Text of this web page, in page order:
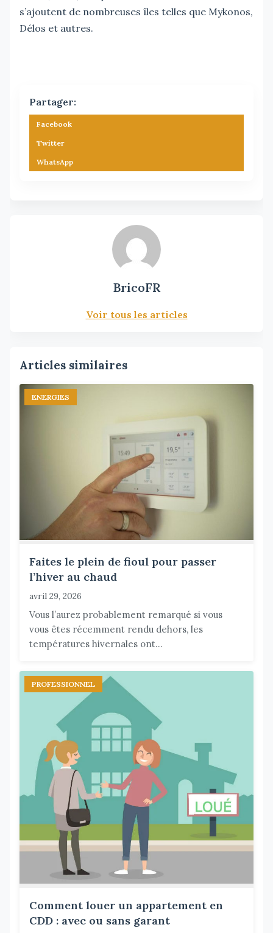
s’ajoutent de nombreuses îles telles que Mykonos,
Délos et autres.
Partager:
Facebook
Twitter
WhatsApp
BricoFR
Voir tous les articles
Articles similaires
ENERGIES
Faites le plein de fioul pour passer
l’hiver au chaud
avril 29, 2026
Vous l’aurez probablement remarqué si vous
vous êtes récemment rendu dehors, les
températures hivernales ont...
PROFESSIONNEL
Comment louer un appartement en
CDD : avec ou sans garant